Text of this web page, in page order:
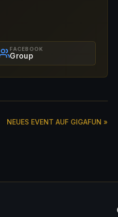
FACEBOOK
Group
NEUES EVENT AUF GIGAFUN »